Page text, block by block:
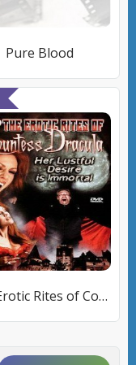
Pure Blood
The Erotic Rites of Countess Dracula